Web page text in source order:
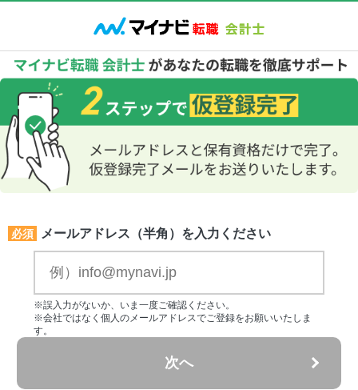
必須 メールアドレス（半角）を入力ください
※誤入力がないか、いま一度ご確認ください。
※会社ではなく個人のメールアドレスでご登録をお願いいたしま
す。
次へ